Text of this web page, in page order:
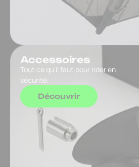
Accessoires
Tout ce qu’il faut pour rider en
sécurité.
Découvrir